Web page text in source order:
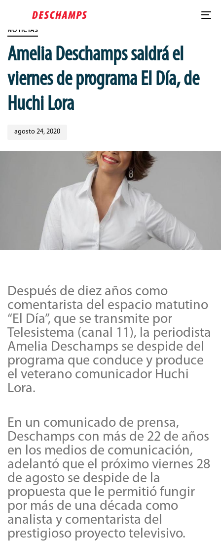
content
NOTICIAS
Amelia Deschamps saldrá el
viernes de programa El Día, de
Huchi Lora
agosto 24, 2020
Después de diez años como
comentarista del espacio matutino
“El Día”, que se transmite por
Telesistema (canal 11), la periodista
Amelia Deschamps se despide del
programa que conduce y produce
el veterano comunicador Huchi
Lora.
En un comunicado de prensa,
Deschamps con más de 22 de años
en los medios de comunicación,
adelantó que el próximo viernes 28
de agosto se despide de la
propuesta que le permitió fungir
por más de una década como
analista y comentarista del
prestigioso proyecto televisivo.